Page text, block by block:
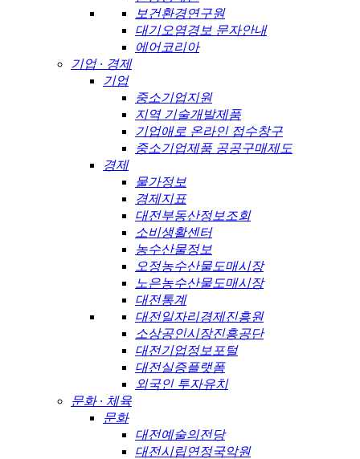
보건환경연구원
대기오염경보 문자안내
에어코리아
기업 · 경제
기업
중소기업지원
지역 기술개발제품
기업애로 온라인 접수창구
중소기업제품 공공구매제도
경제
물가정보
경제지표
대전부동산정보조회
소비생활센터
농수산물정보
오정농수산물도매시장
노은농수산물도매시장
대전통계
대전일자리경제진흥원
소상공인시장진흥공단
대전기업정보포털
대전실증플랫폼
외국인 투자유치
문화 · 체육
문화
대전예술의전당
대전시립연정국악원